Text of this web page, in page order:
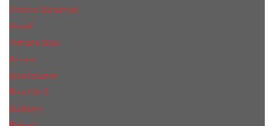
Antonio Banderas
Armaf
Armand Basi
Azzaro
Baldessarini
Bond № 9
Burberry